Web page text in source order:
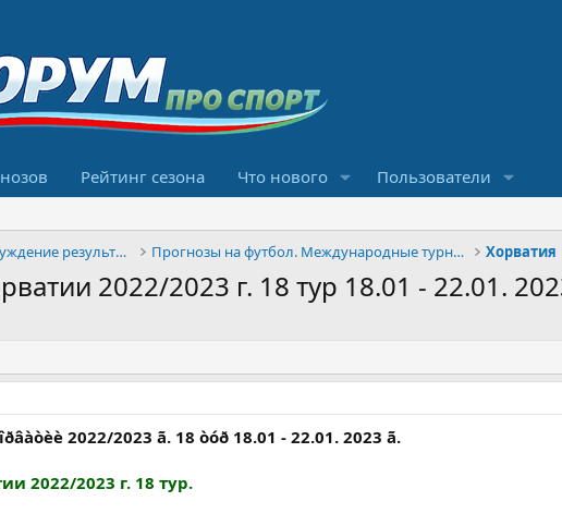
Рейтинг сезона Что нового Пользователи
Конкурсы прогнозов и обсуждение результатов Прогнозы на футбол. Международные турниры Хорватия
2022/2023 г. 18 тур 18.01 - 22.01.
2022/2023 ã. 18 òóð 18.01 - 22.01. 2023 ã.
2022/2023 г. 18 тур.